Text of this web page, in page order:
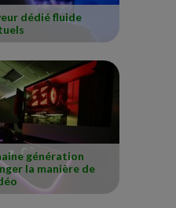
dédié fluide
génération
la manière de